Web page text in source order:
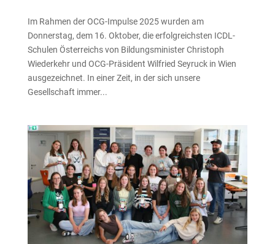
Im Rahmen der OCG-Impulse 2025 wurden am
Donnerstag, dem 16. Oktober, die erfolgreichsten ICDL-
Schulen Österreichs von Bildungsminister Christoph
Wiederkehr und OCG-Präsident Wilfried Seyruck in Wien
ausgezeichnet. In einer Zeit, in der sich unsere
Gesellschaft immer...